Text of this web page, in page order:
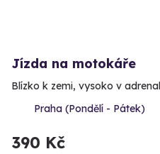
Jízda na motokáře
Blízko k zemi, vysoko v
Praha (Pondělí - Pátek)
390 Kč